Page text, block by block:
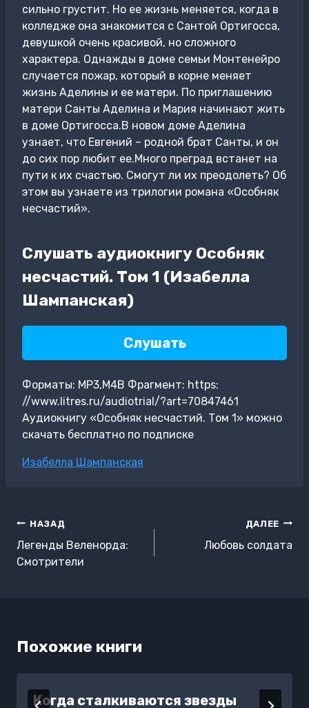
сильно грустит. Но ее жизнь меняется, когда в
колледже она знакомится с Сантой Ортигосса,
девушкой очень красивой, но сложного
характера. Однажды в доме семьи Монтенейро
случается пожар, который в корне меняет
жизнь Аделины и ее матери. По приглашению
матери Санты Аделина и Мария начинают жить
в доме Ортигосса.В новом доме Аделина
узнает, что Евгений – родной брат Санты, и он
до сих пор любит ее.Много преград встанет на
пути к их счастью. Смогут ли их преодолеть? Об
этом вы узнаете из трилогии романа «Особняк
несчастий».
Слушать аудиокнигу Особняк
несчастий. Том 1 (Изабелла
Шампанская)
Слушать
Форматы: MP3,M4B Фрагмент: https:
//www.litres.ru/audiotrial/?art=70847461
Аудиокнигу «Особняк несчастий. Том 1» можно
скачать бесплатно по подписке
Метки
Изабелла Шампанская
Навигация
по
записям
НАЗАД
Легенды Веленорда:
Смотрители
ДАЛЕЕ
Любовь солдата
Похожие книги
Когда сталкиваются звезды